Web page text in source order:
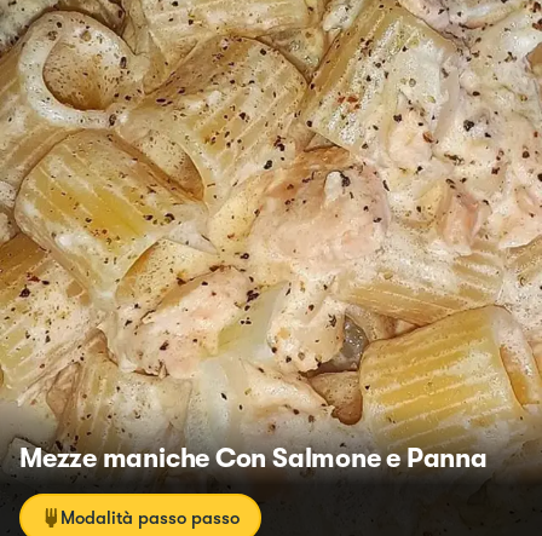
Mezze maniche Con Salmone e Panna
Modalità passo passo